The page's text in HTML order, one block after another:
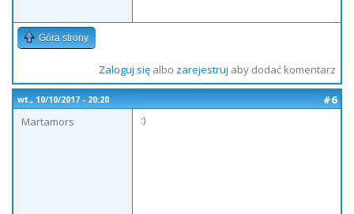
Góra strony
Zaloguj sięalbo zarejestruj aby dodać komentarz
wt., 10/10/2017 - 20:20
#6
Martamors
:)